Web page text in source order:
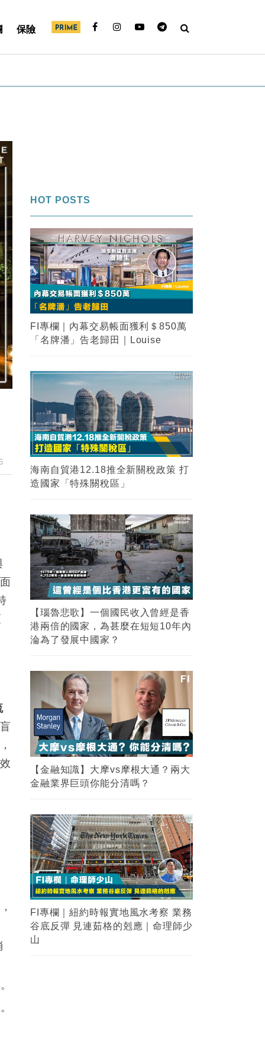
保險
。
。
HOT POSTS
FI專欄｜內幕交易帳面獲利＄850萬
「名牌潘」告老歸田｜Louise
海南自貿港12.18推全新關稅政策 打
造國家「特殊關稅區」
【瑙魯悲歌】一個國民收入曾經是香
港兩倍的國家，為甚麼在短短10年內
淪為了發展中國家？
【金融知識】大摩vs摩根大通？兩大
金融業界巨頭你能分清嗎？
FI專欄｜紐約時報實地風水考察 業務
谷底反彈 見連茹格的剋應｜命理師少
山